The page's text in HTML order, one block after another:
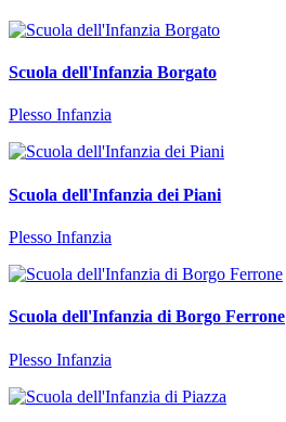
Scuola dell'Infanzia Borgato
Plesso Infanzia
Scuola dell'Infanzia dei Piani
Plesso Infanzia
Scuola dell'Infanzia di Borgo Ferrone
Plesso Infanzia